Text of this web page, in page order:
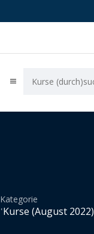
Kategorie
ʿKurse (August 2022)